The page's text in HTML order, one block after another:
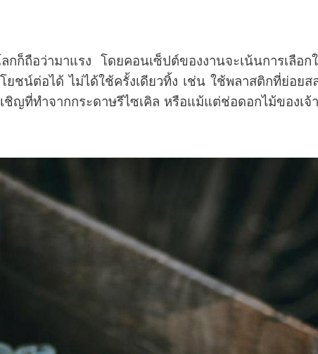
ามาแรง โดยคอนเซ็ปต์ของงานจะเน้นการเลือกใ
ชน์ต่อได้ ไม่ได้ใช้ครั้งเดียวทิ้ง เช่น ใช้พลาสติกที่ย่อย
ญที่ทำจากกระดาษรีไซเคิล หรือแม้แต่ช่อดอกไม้ของเจ้